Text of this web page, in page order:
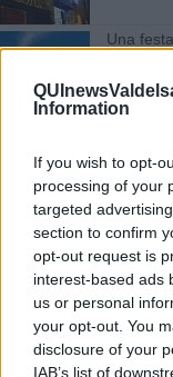
Information
If you wish to opt-
processing of your
targeted
section to confirm
opt-out request is
interest-based ads
us or personal
your opt-out. You
disclosure of your
IAB’s list of
Una
To.T.Em
Scuola